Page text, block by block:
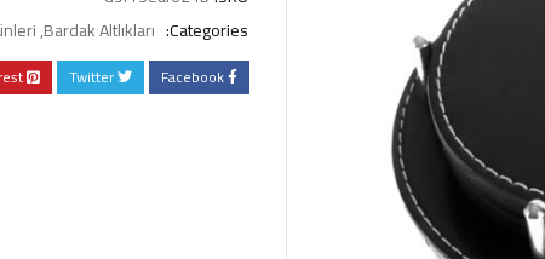
Categories:
Bardak Altlıkları
,
Facebook
Twitter